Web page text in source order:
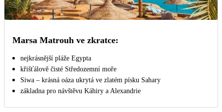
Marsa Matrouh ve zkratce:
nejkrásnější pláže Egypta
křišťálově čisté Středozemní moře
Siwa – krásná oáza ukrytá ve zlatém písku Sahary
základna pro návštěvu Káhiry a Alexandrie